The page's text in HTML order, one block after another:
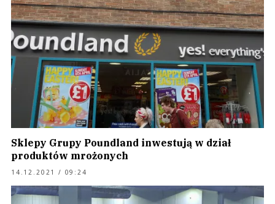
Sklepy Grupy Poundland inwestują w dział
produktów mrożonych
14.12.2021 / 09:24